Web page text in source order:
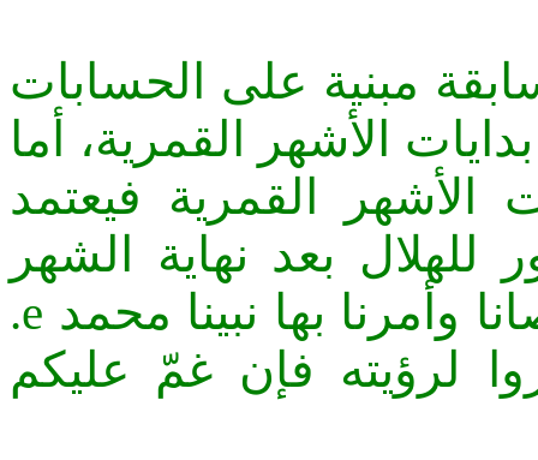
مبنية على الحسابات
الأشهر القمرية، أما
الأشهر القمرية فيعتمد
للهلال بعد نهاية الشهر
وأمرنا بها نبينا محمد e
.
لرؤيته فإن غمّ عليكم